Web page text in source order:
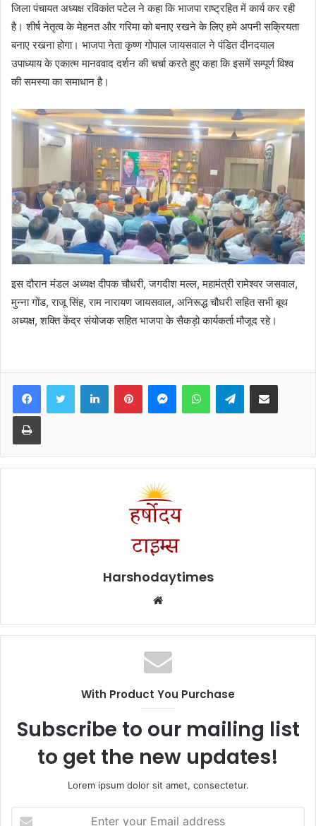
जिला पंचायत अध्यक्ष रविकांत पटेल ने कहा कि भाजपा राष्ट्रहित में कार्य कर रही
है। शीर्ष नेतृत्व के मेहनत और गरिमा को बनाए रखने के लिए हमे अपनी सक्रियता
बनाए रखना होगा। भाजपा नेता कृष्ण गोपाल जायसवाल ने पंडित दीनदयाल
उपाध्याय के एकात्म मानववाद दर्शन की चर्चा करते हुए कहा कि इसमें सम्पूर्ण विश्व
की समस्या का समाधान है।
इस दौरान मंडल अध्यक्ष दीपक चौधरी, जगदीश मल्ल, महामंत्री रामेश्वर जसवाल,
मुन्ना गोंड, राजू सिंह, राम नारायण जायसवाल, अनिरूद्ध चौधरी सहित सभी बूथ
अध्यक्ष, शक्ति केंद्र संयोजक सहित भाजपा के सैकड़ो कार्यकर्ता मौजूद रहे।
FacebookTwitter LinkedInPinterestMessengerWhatsAppTelegramShare via Email
Print
Harshodaytimes
Website
With Product You Purchase
Subscribe to our mailing list
to get the new updates!
Lorem ipsum dolor sit amet, consectetur.